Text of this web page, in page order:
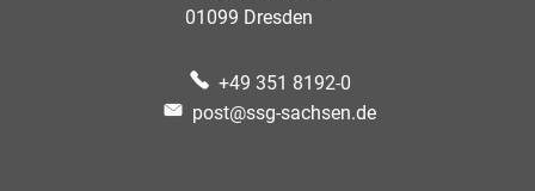
01099 Dresden
+49 351 8192-0
post@ssg-sachsen.de